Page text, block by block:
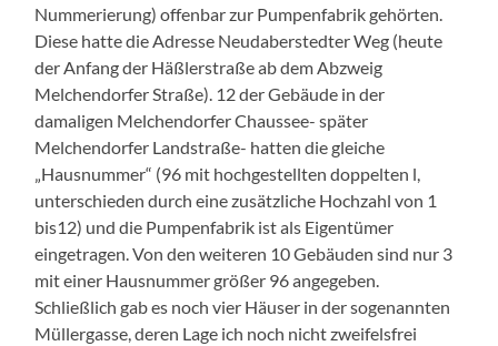
Nummerierung) offenbar zur Pumpenfabrik gehörten.
Diese hatte die Adresse Neudaberstedter Weg (heute
der Anfang der Häßlerstraße ab dem Abzweig
Melchendorfer Straße). 12 der Gebäude in der
damaligen Melchendorfer Chaussee- später
Melchendorfer Landstraße- hatten die gleiche
„Hausnummer“ (96 mit hochgestellten doppelten l,
unterschieden durch eine zusätzliche Hochzahl von 1
bis12) und die Pumpenfabrik ist als Eigentümer
eingetragen. Von den weiteren 10 Gebäuden sind nur 3
mit einer Hausnummer größer 96 angegeben.
Schließlich gab es noch vier Häuser in der sogenannten
Müllergasse, deren Lage ich noch nicht zweifelsfrei